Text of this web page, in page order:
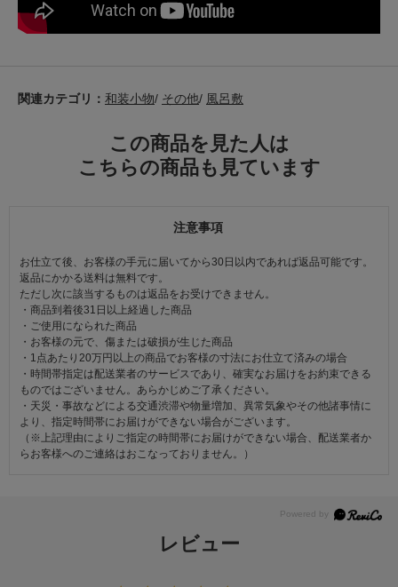
関連カテゴリ： 和装小物/ その他/ 風呂敷
この商品を見た人は
こちらの商品も見ています
注意事項
お仕立て後、お客様の手元に届いてから30日以内であれば返品可能です。
返品にかかる送料は無料です。
ただし次に該当するものは返品をお受けできません。
・商品到着後31日以上経過した商品
・ご使用になられた商品
・お客様の元で、傷または破損が生じた商品
・1点あたり20万円以上の商品でお客様の寸法にお仕立て済みの場合
・時間帯指定は配送業者のサービスであり、確実なお届けをお約束できる
ものではございません。あらかじめご了承ください。
・天災・事故などによる交通渋滞や物量増加、異常気象やその他諸事情に
より、指定時間帯にお届けができない場合がございます。
（※上記理由によりご指定の時間帯にお届けができない場合、配送業者か
らお客様へのご連絡はおこなっておりません。）
レビュー